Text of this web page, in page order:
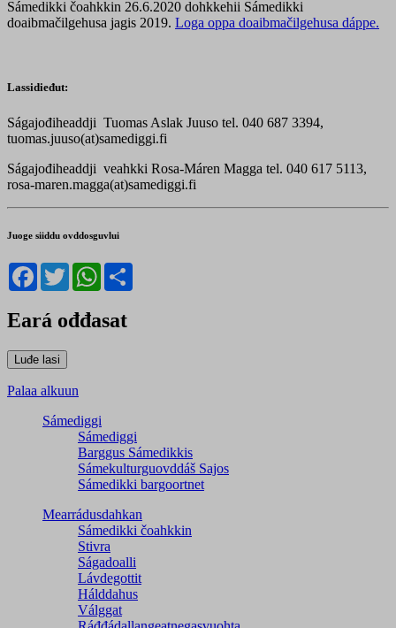
Sámedikki čoahkkin 26.6.2020 dohkkehii Sámedikki
doaibmačilgehusa jagis 2019. Loga oppa doaibmačilgehusa dáppe.
Lassidieđut:
Ságajođiheaddji Tuomas Aslak Juuso tel. 040 687 3394,
tuomas.juuso(at)samediggi.fi
Ságajođiheaddji veahkki Rosa-Máren Magga tel. 040 617 5113,
rosa-maren.magga(at)samediggi.fi
Juoge siiddu ovddosguvlui
Facebook
TwitterWhatsApp
Eará ođđasat
Palaa alkuun
Sámediggi
Sámediggi
Barggus Sámedikkis
Sámekulturguovddáš Sajos
Sámedikki bargoortnet
Mearrádusdahkan
Sámedikki čoahkkin
Stivra
Ságadoalli
Lávdegottit
Hálddahus
Válggat